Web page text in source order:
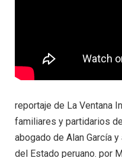
reportaje de La Ventana
familiares y partidarios
abogado de Alan García
del Estado peruano. por